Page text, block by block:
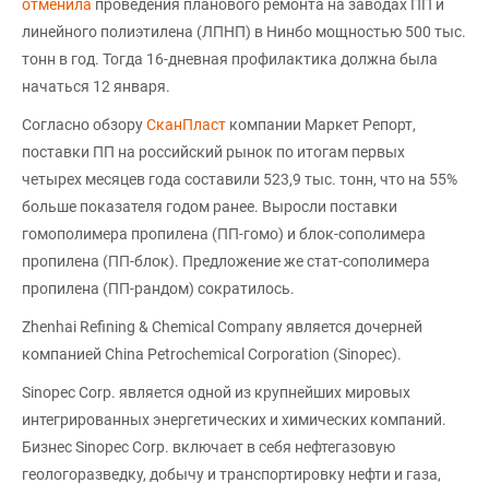
отменила проведения планового ремонта на заводах ПП и
линейного полиэтилена (ЛПНП) в Нинбо мощностью 500 тыс.
тонн в год. Тогда 16-дневная профилактика должна была
начаться 12 января.
Согласно обзоруСканПласт компании Маркет Репорт,
поставки ПП на российский рынок по итогам первых
четырех месяцев года составили 523,9 тыс. тонн, что на 55%
больше показателя годом ранее. Выросли поставки
гомополимера пропилена (ПП-гомо) и блок-сополимера
пропилена (ПП-блок). Предложение же стат-сополимера
пропилена (ПП-рандом) сократилось.
Zhenhai Refining & Chemical Company является дочерней
компанией China Petrochemical Corporation (Sinopec).
Sinopec Corp. является одной из крупнейших мировых
интегрированных энергетических и химических компаний.
Бизнес Sinopec Corp. включает в себя нефтегазовую
геологоразведку, добычу и транспортировку нефти и газа,